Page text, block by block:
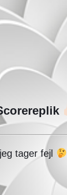
tager fejl